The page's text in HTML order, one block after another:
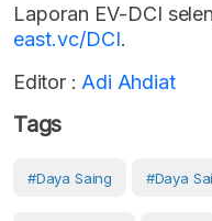
Laporan EV-DCI
east.vc/DCI.
Editor : Adi Ahdiat
Tags
#Daya Saing #daya